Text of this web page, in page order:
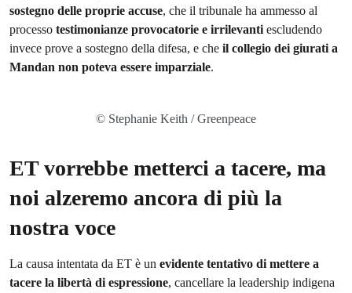
sostegno delle proprie accuse, che il tribunale ha ammesso al
processo testimonianze provocatorie e irrilevantiescludendo
invece prove a sostegno della difesa, e che il collegio dei giurati a
Mandan non poteva essere imparziale.
© Stephanie Keith / Greenpeace
ET vorrebbe metterci a tacere, ma
noi alzeremo ancora di più la
nostra voce
La causa intentata da ET è un evidente tentativo di mettere a
tacere la libertà di espressione, cancellare la leadership indigena